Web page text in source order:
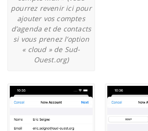
pourrez revenir ici pour
ajouter vos comptes
d’agenda et de contacts
si vous prenez l’option
« cloud » de Sud-
Ouest.org)